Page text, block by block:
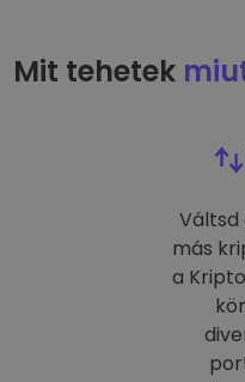
Mit tehetek
más
a